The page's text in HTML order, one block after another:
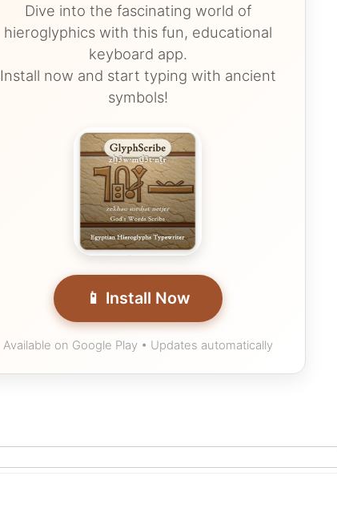
Dive into the fascinating world of
hieroglyphics with this fun, educational
keyboard app.
Install now and start typing with ancient
symbols!
📱 Install Now
Available on Google Play • Updates automatically